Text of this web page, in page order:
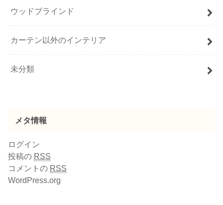
ウッドブラインド
カーテン以外のインテリア
未分類
メタ情報
ログイン
投稿の RSS
コメントの RSS
WordPress.org